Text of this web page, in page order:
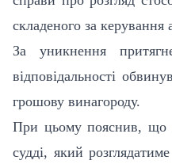
складеного за керування
За уникнення
відповідальності
грошову винагороду.
При цьому пояснив, що
судді, який